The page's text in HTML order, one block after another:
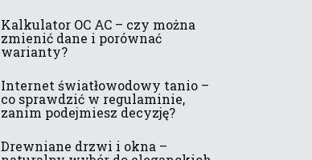
Kalkulator OC AC – czy można
zmienić dane i porównać
warianty?
Internet światłowodowy tanio –
co sprawdzić w regulaminie,
zanim podejmiesz decyzję?
Drewniane drzwi i okna –